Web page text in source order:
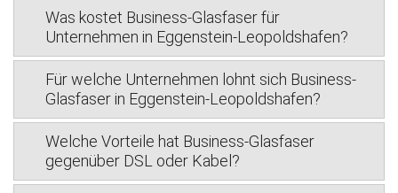
Was kostet Business-Glasfaser für
Unternehmen in Eggenstein-Leopoldshafen?
Für welche Unternehmen lohnt sich Business-
Glasfaser in Eggenstein-Leopoldshafen?
Welche Vorteile hat Business-Glasfaser
gegenüber DSL oder Kabel?